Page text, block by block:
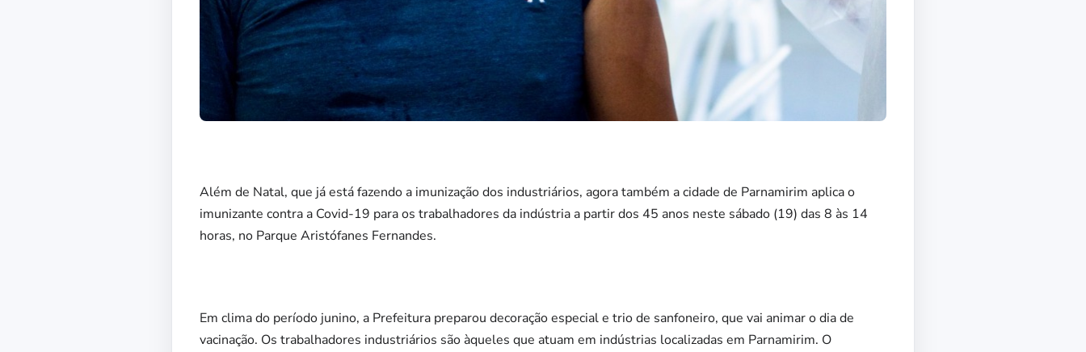
Além de Natal, que já está fazendo a imunização dos industriários, agora também a cidade de Parnamirim aplica o
imunizante contra a Covid-19 para os trabalhadores da indústria a partir dos 45 anos neste sábado (19) das 8 às 14
horas, no Parque Aristófanes Fernandes.
Em clima do período junino, a Prefeitura preparou decoração especial e trio de sanfoneiro, que vai animar o dia de
vacinação. Os trabalhadores industriários são àqueles que atuam em indústrias localizadas em Parnamirim. O